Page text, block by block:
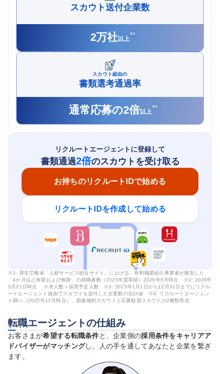
スカウト送付企業数
2万社以上
※3
スカウト経由の
書類選考通過率
通常応募の2倍以上
※4
リクルートエージェントに登録して
書類通過2倍のスカウトを受け取る
お持ちのリクルートIDで始める
リクルートIDを作成して始める
※1: 厚生労働省「人材サービス総合サイト」における、有料職業紹介事業者が報告した
「4か月以上有期および無期」の就職者数（2025年度実績）2026年5月時点 ※2: 2026年
3月31日時点 ※求人数＝採用予定人数 ※3: 2025年1月1日から12月31日までにリクル
ートエージェント経由でスカウトを送付した企業数の合計値 ※4: リクルートエージェン
ト調べ（2025年12月時点）、面接確約スカウトと応募歓迎スカウトの2種類存在
転職エージェントの仕組み
お客さまが希望する転職条件と、企業側の採用条件をキャリアア
ドバイザーがマッチングし、人の手を通してあなたと企業を繋ぎ
ます。